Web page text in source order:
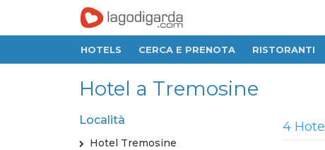
HOTELS CERCA E PRENOTA RISTORANTI
Hotel a Tremosine
Località
Hotel Tremosine
4